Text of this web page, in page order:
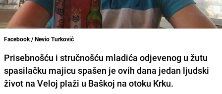
Facebook / Nevio Turković
Prisebnošću i stručnošću mladića odjevenog u žutu
spasilačku majicu spašen je ovih dana jedan ljudski
život na Veloj plaži u Baškoj na otoku Krku.